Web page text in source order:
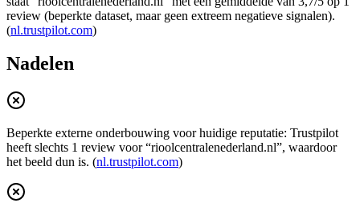
review (beperkte dataset, maar geen extreem negatieve signalen).
(nl.trustpilot.com)
Nadelen
Beperkte externe onderbouwing voor huidige reputatie: Trustpilot
heeft slechts 1 review voor “rioolcentralenederland.nl”, waardoor
het beeld dun is. (nl.trustpilot.com)